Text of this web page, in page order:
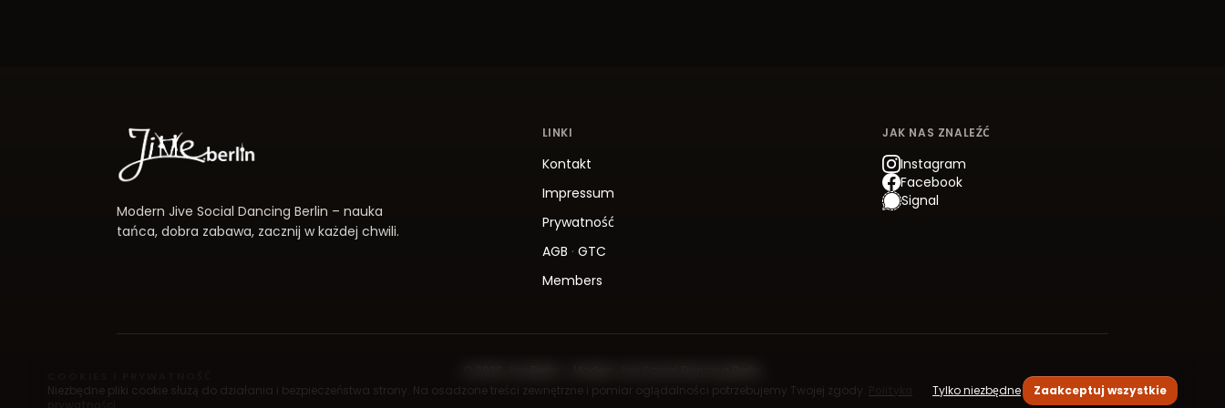
Modern Jive Social Dancing Berlin – nauka
tańca, dobra zabawa, zacznij w każdej chwili.
LINKI
Kontakt
Impressum
Prywatność
AGB · GTC
Members
JAK NAS ZNALEŹĆ
Instagram
Facebook
Signal
Niezbędne pliki cookie służą do działania i bezpieczeństwa strony. Na osadzone treści zewnętrzne i pomiar oglądalności potrzebujemy Twojej zgody. Tylko niezbędne Zaakceptuj wszystkie